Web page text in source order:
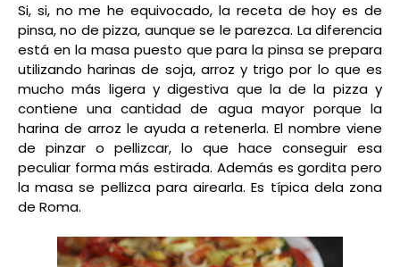
Si, si, no me he equivocado, la receta de hoy es de
pinsa, no de pizza, aunque se le parezca. La diferencia
está en la masa puesto que para la pinsa se prepara
utilizando harinas de soja, arroz y trigo por lo que es
mucho más ligera y digestiva que la de la pizza y
contiene una cantidad de agua mayor porque la
harina de arroz le ayuda a retenerla. El nombre viene
de pinzar o pellizcar, lo que hace conseguir esa
peculiar forma más estirada. Además es gordita pero
la masa se pellizca para airearla. Es típica dela zona
de Roma.